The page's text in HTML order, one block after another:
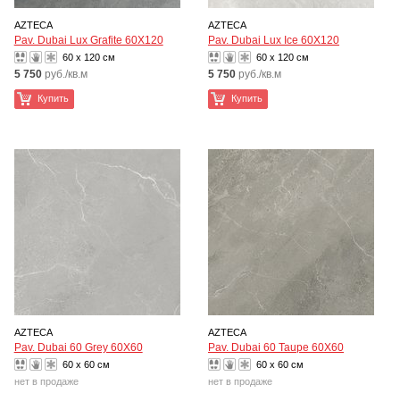
AZTECA
Pav. Dubai Lux Grafite 60X120
60 x 120 см
5 750 руб./кв.м
Купить
AZTECA
Pav. Dubai Lux Ice 60X120
60 x 120 см
5 750 руб./кв.м
Купить
AZTECA
Pav. Dubai 60 Grey 60X60
60 x 60 см
нет в продаже
AZTECA
Pav. Dubai 60 Taupe 60X60
60 x 60 см
нет в продаже